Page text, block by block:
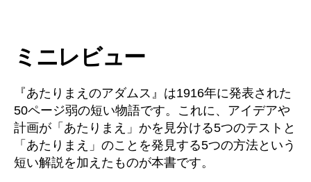
ミニレビュー
『あたりまえのアダムス』は1916年に発表された
50ページ弱の短い物語です。これに、アイデアや
計画が「あたりまえ」かを見分ける5つのテストと
「あたりまえ」のことを発見する5つの方法という
短い解説を加えたものが本書です。